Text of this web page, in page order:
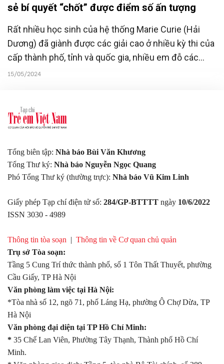
sẻ bí quyết “chốt” được điểm số ấn tượng
Rất nhiều học sinh của hệ thống Marie Curie (Hải
Dương) đã giành được các giải cao ở nhiều kỳ thi của
cấp thành phố, tỉnh và quốc gia, nhiều em đỗ các
trường đại học lớn trên cả nước.
15/05/2024
Tổng biên tập: Nhà báo Bùi Văn Khương
Tổng Thư ký: Nhà báo Nguyễn Ngọc Quang
Phó Tổng Thư ký (thường trực): Nhà báo Vũ Kim Linh
Giấy phép Tạp chí điện tử số: 284/GP-BTTTT ngày 10/6/2022
ISSN 3030 - 4989
Thông tin tòa soạn | Thông tin về Cơ quan chủ quản
Trụ sở Tòa soạn:
Tầng 5 Cung Trí thức thành phố, số 1 Tôn Thất Thuyết, phường
Cầu Giấy, TP Hà Nội
Văn phòng làm việc tại Hà Nội:
*Tòa nhà số 12, ngõ 71, phố Láng Hạ, phường Ô Chợ Dừa, TP
Hà Nội
Văn phòng đại diện tại TP Hồ Chí Minh:
* 35 Chế Lan Viên, Phường Tây Thạnh, Thành phố Hồ Chí
Minh.